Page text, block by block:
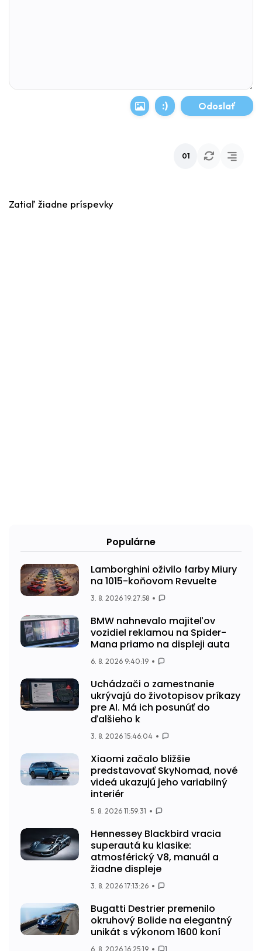
:)
01
Zatiaľ žiadne príspevky
Populárne
Lamborghini oživilo farby Miury
na 1015-koňovom Revuelte
3. 8. 2026 19:27:58
BMW nahnevalo majiteľov
vozidiel reklamou na Spider-
Mana priamo na displeji auta
6. 8. 2026 9:40:19
Uchádzači o zamestnanie
ukrývajú do životopisov príkazy
pre AI. Má ich posunúť do
ďalšieho k
3. 8. 2026 15:46:04
Xiaomi začalo bližšie
predstavovať SkyNomad, nové
videá ukazujú jeho variabilný
interiér
5. 8. 2026 11:59:31
Hennessey Blackbird vracia
superautá ku klasike:
atmosférický V8, manuál a
žiadne displeje
3. 8. 2026 17:13:26
Bugatti Destrier premenilo
okruhový Bolide na elegantný
unikát s výkonom 1600 koní
6. 8. 2026 16:25:19 1